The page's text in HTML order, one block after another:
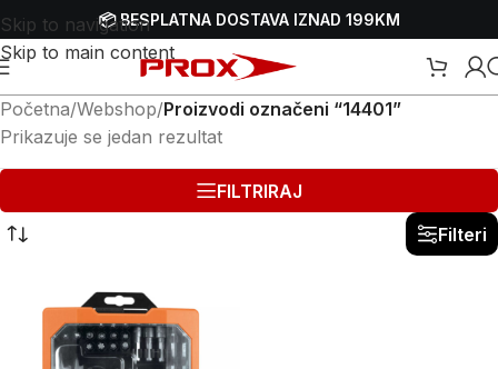
Skip to navigation
Skip to main content
📦 BESPLATNA DOSTAVA IZNAD 199KM
Početna/Webshop/Proizvodi označeni “14401”
Prikazuje se jedan rezultat
FILTRIRAJ
Filteri